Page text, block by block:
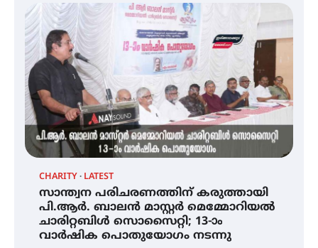
CHARITY LATEST
സാന്ത്വന പരിചരണത്തിന് കരുത്തായി
പി.ആർ. ബാലൻ മാസ്റ്റർ മെമ്മോറിയൽ
ചാരിറ്റബിൾ സൊസൈറ്റി; 13-ാം
വാർഷിക പൊതുയോഗം നടന്നു
അമ്മന്നൂർ ചാച്ചുചാക്യാർ സ്മാരക
ഗുരുകുലത്തിലെ അഞ്ചാം
തലമുറയിലെ വിദ്യാർത്ഥിനിയായ
റിതു ഭരത് കൂടിയാട്ട അരങ്ങേറ്റം
കുറിച്ചു
യൂത്ത് കോൺഗ്രസ്‌ സ്ഥാപക ദിനം
– ഇരിങ്ങാലക്കുടയിൽ
ലഹരിവിരുദ്ധ പ്രതിജ്ഞയെടുത്ത്
യൂത്ത് കോൺഗ്രസ്
സാന്ത്വന പരിചരണത്തിന്
കരുത്തായി പി.ആർ. ബാലൻ
മാസ്റ്റർ മെമ്മോറിയൽ ചാരിറ്റബിൾ
സൊസൈറ്റി; 13-ാം വാർഷിക
പൊതുയോഗം നടന്നു